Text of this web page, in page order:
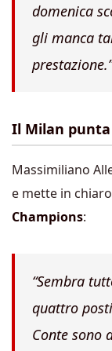
domenica
gli manca
prestazione.”
Il Milan
Massimiliano
e mette in
Champions:
“Sembra
quattro
Conte sono